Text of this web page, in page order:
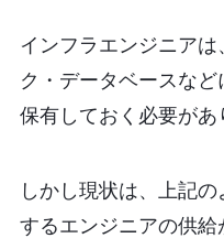
インフラエンジニア
ク・データベースな
保有しておく必要があ
しかし現状は、上記
するエンジニアの供